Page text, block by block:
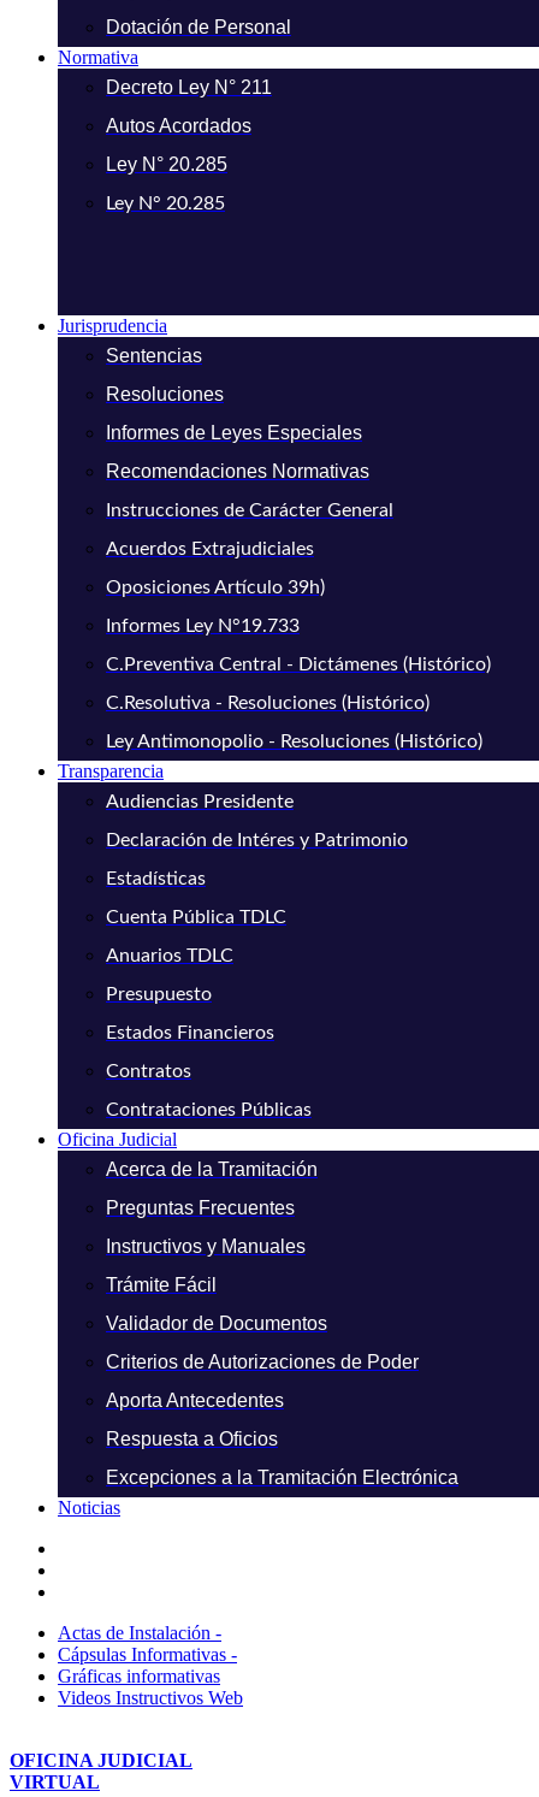
Dotación de Personal
Normativa
Decreto Ley N° 211
Autos Acordados
Ley N° 20.285
Ley N° 20.285
Jurisprudencia
Sentencias
Resoluciones
Informes de Leyes Especiales
Recomendaciones Normativas
Instrucciones de Carácter General
Acuerdos Extrajudiciales
Oposiciones Artículo 39h)
Informes Ley N°19.733
C.Preventiva Central - Dictámenes (Histórico)
C.Resolutiva - Resoluciones (Histórico)
Ley Antimonopolio - Resoluciones (Histórico)
Transparencia
Audiencias Presidente
Declaración de Intéres y Patrimonio
Estadísticas
Cuenta Pública TDLC
Anuarios TDLC
Presupuesto
Estados Financieros
Contratos
Contrataciones Públicas
Oficina Judicial
Acerca de la Tramitación
Preguntas Frecuentes
Instructivos y Manuales
Trámite Fácil
Validador de Documentos
Criterios de Autorizaciones de Poder
Aporta Antecedentes
Respuesta a Oficios
Excepciones a la Tramitación Electrónica
Noticias
Actas de Instalación -
Cápsulas Informativas -
Gráficas informativas
Videos Instructivos Web
OFICINA JUDICIAL
VIRTUAL